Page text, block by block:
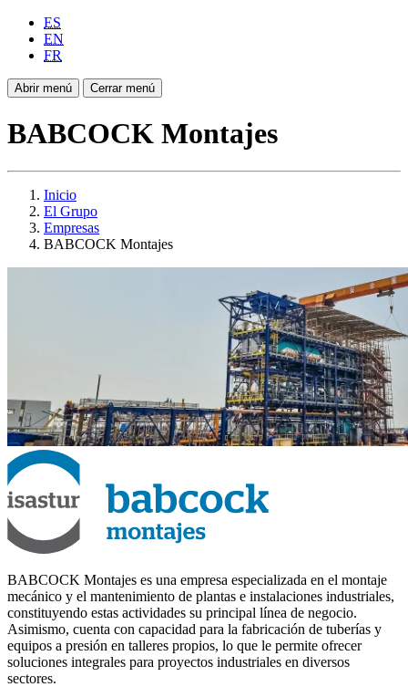
ES
EN
FR
Abrir menú Cerrar menú
BABCOCK Montajes
Inicio
El Grupo
Empresas
BABCOCK Montajes
BABCOCK Montajes es una empresa especializada en el montaje
mecánico y el mantenimiento de plantas e instalaciones industriales,
constituyendo estas actividades su principal línea de negocio.
Asimismo, cuenta con capacidad para la fabricación de tuberías y
equipos a presión en talleres propios, lo que le permite ofrecer
soluciones integrales para proyectos industriales en diversos
sectores.